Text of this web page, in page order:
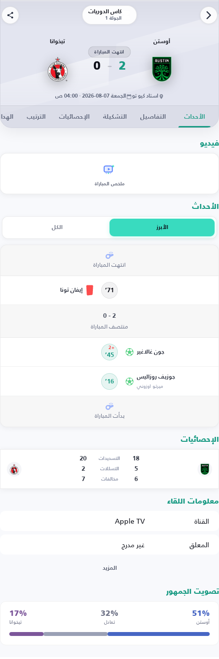
كأس الدوريات
الجولة 1
أوستن
2
انتهت المباراة
0
تيخوانا
استاد كيو تو الجمعة 07-08-2026 · 04:00 ص
الأحداث التفاصيل التشكيلة الإحصائيات الترتيب
فيديو
ملخص المباراة
الأحداث
الأبرز الكل
انتهت المباراة
71’ إيفان تونا
2 - 0
منتصف المباراة
جون غالاغير 45’
+2
جوزيف روزاليس
ميرتو اوزوني 16’
بدأت المباراة
الإحصائيات
18 التسديدات
20
5
التسللات
2
6
مخالفات 7
معلومات اللقاء
القناة
Apple TV
المعلق
غير مدرج
المزيد
تصويت الجمهور
51%
أوستن
32%
تعادل
17%
تيخوانا